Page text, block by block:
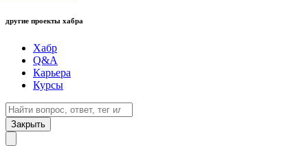
другие проекты хабра
Хабр
Q&A
Карьера
Курсы
Закрыть